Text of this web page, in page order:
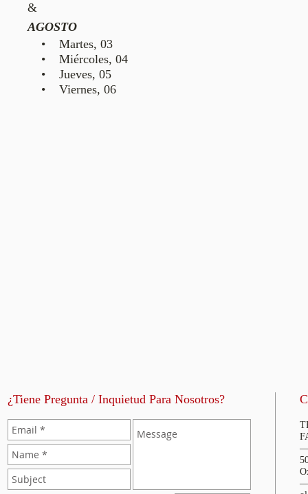
&
AGOSTO
• Martes, 03
• Miércoles, 04
• Jueves, 05
• Viernes, 06
¿Tiene Pregunta / Inquietud Para Nosotros?